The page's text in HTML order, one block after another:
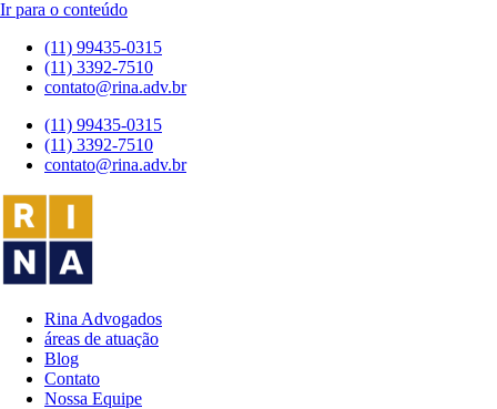
Ir para o conteúdo
(11) 99435-0315
(11) 3392-7510
contato@rina.adv.br
(11) 99435-0315
(11) 3392-7510
contato@rina.adv.br
Rina Advogados
áreas de atuação
Blog
Contato
Nossa Equipe